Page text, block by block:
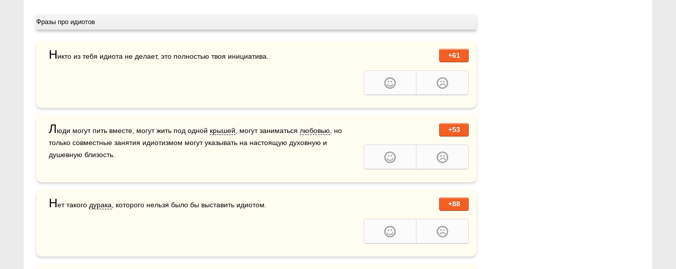
Фразы про идиотов
+61
Н
+53
Люди могут пить вместе, могут жить под одной крышей , могут заниматься любовью , но
только совместные занятия идиотизмом могут указывать на настоящую духовную и
душевную близость.
+88
Нет такого дурака , которого нельзя было бы выставить идиотом.